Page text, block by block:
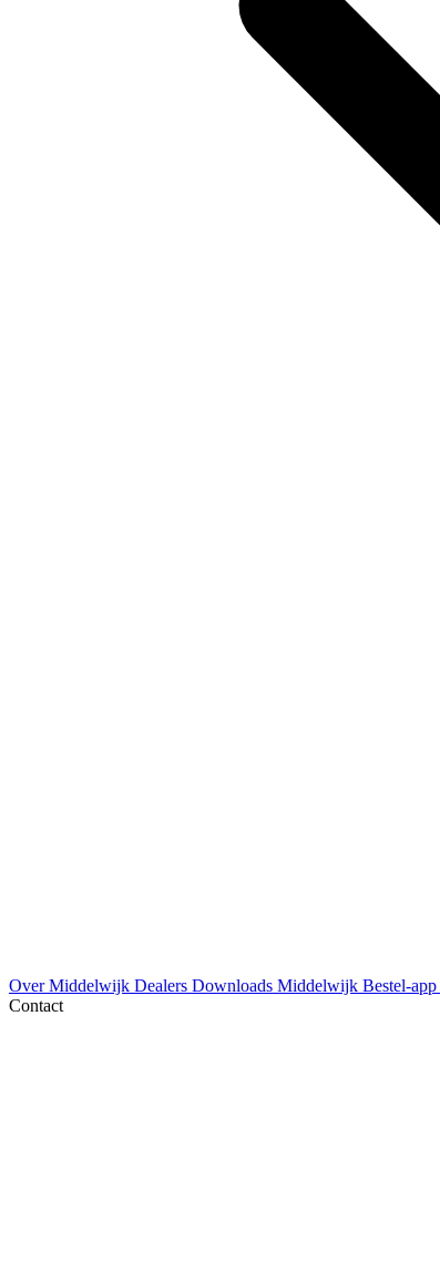
Over Middelwijk Dealers Downloads Middelwijk Bestel-app
Contact